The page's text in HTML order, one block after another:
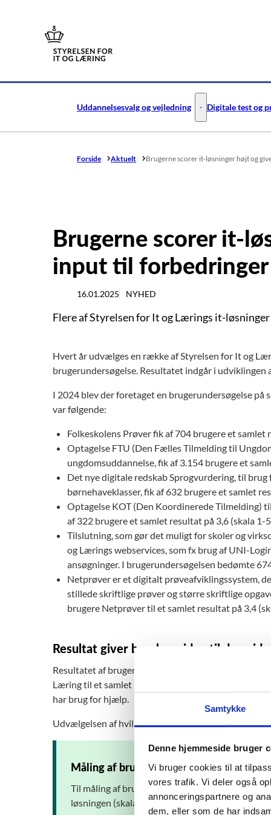
Samtykke
Denne hjemmeside bruger
Vi bruger cookies til at
vores trafik. Vi deler også
annonceringspartnere og
dem, eller som de har
Uddannelsesvalg og vejledning Uddannelsesvalg
Digitale test og
Forside Aktuelt Brugerne scorer it-løsninger højt og
Brugerne scorer it-
input til forbedringer
16.01.2025 NYHED
Flere af Styrelsen for It og Lærings it-
Hvert år udvælges en række af Styrelsen for It og
brugerundersøgelse. Resultatet indgår i
I 2024 blev der foretaget en brugerundersøgelse på
var følgende:
Folkeskolens Prøver fik af 704 brugere et samlet
Optagelse FTU (Den Fælles Tilmelding til
ungdomsuddannelse, fik af 3.154 brugere et
Det nye digitale redskab Sprogvurdering, til
børnehaveklasser, fik af 632 brugere et samlet
Optagelse KOT (Den Koordinerede Tilmelding)
af 322 brugere et samlet resultat på 3,6 (skala 1-
Tilslutning, som gør det muligt for skoler og
og Lærings webservices, som fx brug af UNI-
ansøgninger. I brugerundersøgelsen bedømte
Netprøver er et digitalt prøveafviklingssystem,
stillede skriftlige prøver og større skriftlige
brugere Netprøver til et samlet resultat på 3,4
Resultat giver brugbar viden til den
Resultatet af brugerundersøgelserne bidrager
Læring til et samlet billede af it-løsningen ved både
har brug for hjælp.
Udvælgelsen af hvilke it-løsninger, der skal
Måling af brugertilfredshed
Til måling af brugertilfredsheden anvendes fire
løsningen (skala 1-5):